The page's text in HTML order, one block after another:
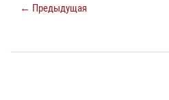
← Предыдущая